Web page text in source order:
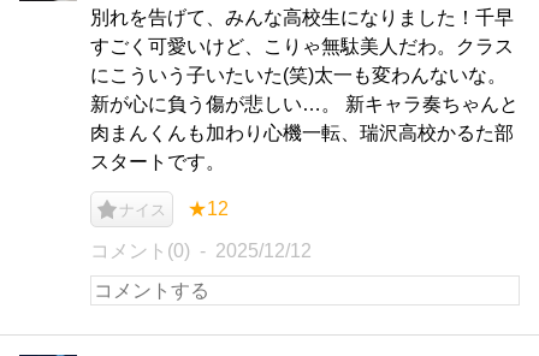
別れを告げて、みんな高校生になりました！千早
すごく可愛いけど、こりゃ無駄美人だわ。クラス
にこういう子いたいた(笑)太一も変わんないな。
新が心に負う傷が悲しい…。 新キャラ奏ちゃんと
肉まんくんも加わり心機一転、瑞沢高校かるた部
スタートです。
ナイス ★12
コメント(0) 2025/12/12